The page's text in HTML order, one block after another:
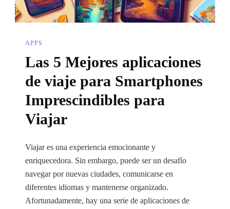
APPS
Las 5 Mejores aplicaciones
de viaje para Smartphones
Imprescindibles para
Viajar
Viajar es una experiencia emocionante y
enriquecedora. Sin embargo, puede ser un desafío
navegar por nuevas ciudades, comunicarse en
diferentes idiomas y mantenerse organizado.
Afortunadamente, hay una serie de aplicaciones de